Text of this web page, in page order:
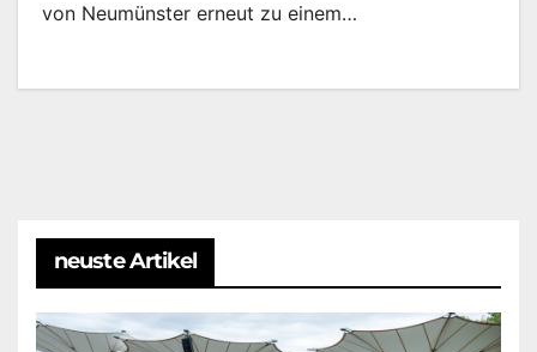
von Neumünster erneut zu einem…
neuste Artikel